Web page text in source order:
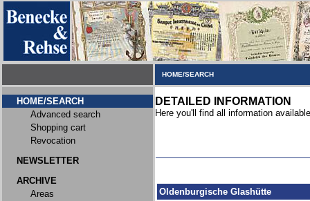
HOME/SEARCH
HOME/SEARCH
Advanced search
Shopping cart
Revocation
NEWSLETTER
ARCHIVE
Areas
DETAILED INFORMATION
Here you'll find all information
Oldenburgische Glashütte